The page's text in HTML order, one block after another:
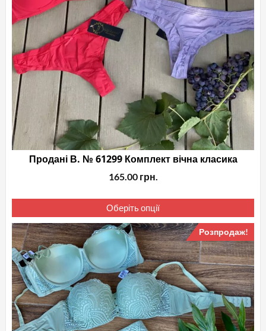
Продані В. № 61299 Комплект вічна класика
165.00 грн.
Оберіть опції
на
Розпродаж!